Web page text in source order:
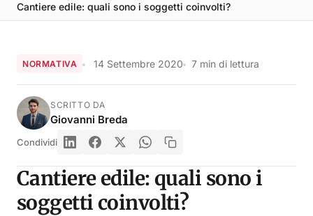
Cantiere edile: quali sono i soggetti coinvolti?
NORMATIVA 14 Settembre 2020 7 min di lettura
SCRITTO DA
Giovanni Breda
Condividi
Cantiere edile: quali sono i
soggetti coinvolti?